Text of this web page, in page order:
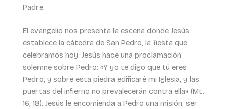
Padre.
El evangelio nos presenta la escena donde Jesús
establece la cátedra de San Pedro, la fiesta que
celebramos hoy. Jesús hace una proclamación
solemne sobre Pedro: «Y yo te digo que tú eres
Pedro, y sobre esta piedra edificaré mi Iglesia, y las
puertas del infierno no prevalecerán contra ella» (Mt.
16, 18). Jesús le encomienda a Pedro una misión: ser